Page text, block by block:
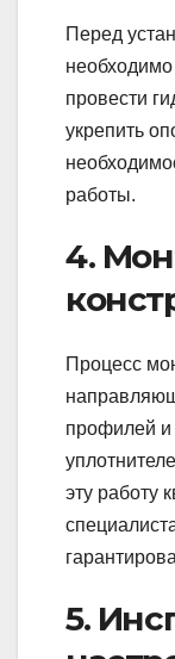
Перед
необходимо
провести
укрепить
работы.
4.
Процесс
профилей и
эту работу
5.